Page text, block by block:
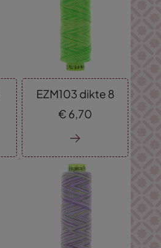
EZM103 dikte 8
€ 6,70